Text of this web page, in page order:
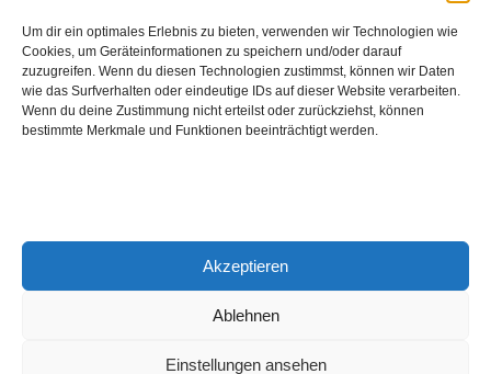
Um dir ein optimales Erlebnis zu bieten, verwenden wir Technologien wie
Cookies, um Geräteinformationen zu speichern und/oder darauf
zuzugreifen. Wenn du diesen Technologien zustimmst, können wir Daten
wie das Surfverhalten oder eindeutige IDs auf dieser Website verarbeiten.
Wenn du deine Zustimmung nicht erteilst oder zurückziehst, können
bestimmte Merkmale und Funktionen beeinträchtigt werden.
Akzeptieren
Ablehnen
Einstellungen ansehen
Hinch Double Wood
Destillerie:Hinch(Irland)
Single Malt, 43.0%
Peated: Nein
Entdecke viele weitere Whiskysin unserem
in den Whiskys des Monats.